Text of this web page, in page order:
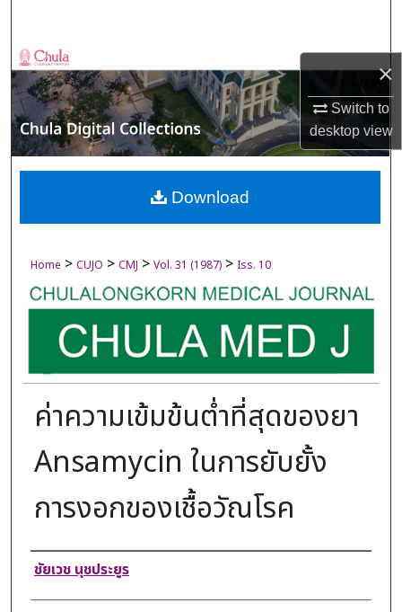
×
Switch to
desktopview
Browse Collections
My Account
About
Digital Commons Network™
Home > CUJO > CMJ > Vol. 31 (1987) > Iss. 10
ค่าความเข้มข้นตํ่าที่สุดของยา
Ansamycin ในการยับยั้ง
การงอกของเชื้อวัณโรค
Authors
ชัยเวช นุชประยูร
Download